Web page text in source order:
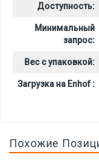
Доступность:
Минимальный
запрос:
Вес с упаковкой:
Загрузка на Enhof :
Похожие